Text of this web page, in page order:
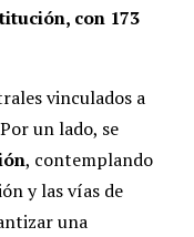
con 173
vinculados a
un lado, se
, contemplando
y las vías de
una